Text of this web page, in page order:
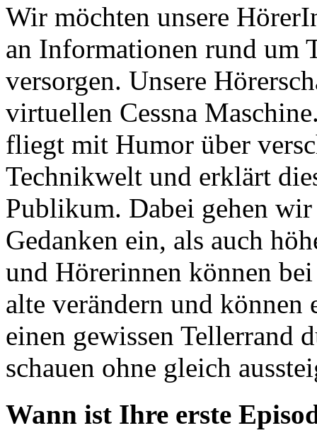
Wir möchten unsere
an Informationen rund um
versorgen. Unsere
virtuellen Cessna
fliegt mit Humor über
Technikwelt und erklärt
Publikum. Dabei gehen
Gedanken ein, als auch
und Hörerinnen können
alte verändern und können
einen gewissen Tellerrand
schauen ohne gleich
Wann ist Ihre erste